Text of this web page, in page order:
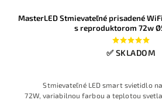
MasterLED Stmievateľné prisadené
s reproduktorom 72w
✅ SKLADOM
Stmievateľné LED smart svietidlo
72W, variabilnou farbou a teplotou svetla